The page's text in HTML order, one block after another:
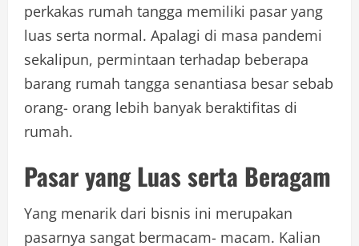
perkakas rumah tangga memiliki pasar yang
luas serta normal. Apalagi di masa pandemi
sekalipun, permintaan terhadap beberapa
barang rumah tangga senantiasa besar sebab
orang- orang lebih banyak beraktifitas di
rumah.
Pasar yang Luas serta Beragam
Yang menarik dari bisnis ini merupakan
pasarnya sangat bermacam- macam. Kalian